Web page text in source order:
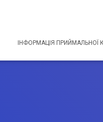
ІНФОРМАЦІЯ ПРИЙМАЛЬНОЇ